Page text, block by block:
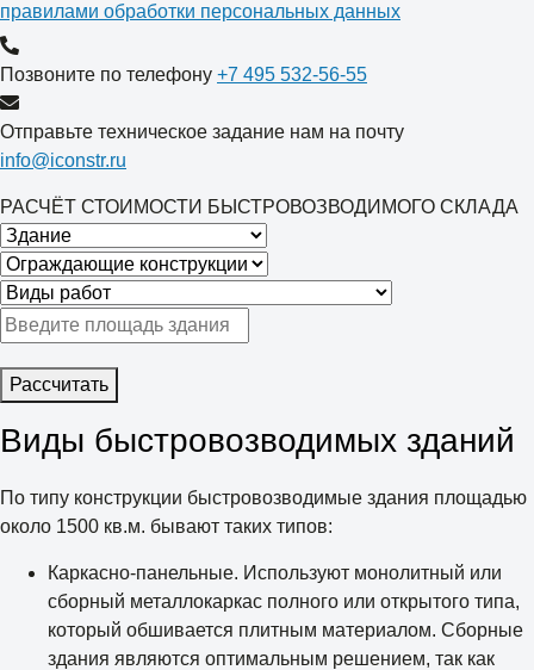
правилами обработки персональных данных
Позвоните по телефону +7 495 532-56-55
Отправьте техническое задание нам на почту
info@iconstr.ru
РАСЧЁТ СТОИМОСТИ БЫСТРОВОЗВОДИМОГО СКЛАДА
Рассчитать
Виды быстровозводимых зданий
По типу конструкции быстровозводимые здания площадью
около 1500 кв.м. бывают таких типов:
Каркасно-панельные. Используют монолитный или
сборный металлокаркас полного или открытого типа,
который обшивается плитным материалом. Сборные
здания являются оптимальным решением, так как